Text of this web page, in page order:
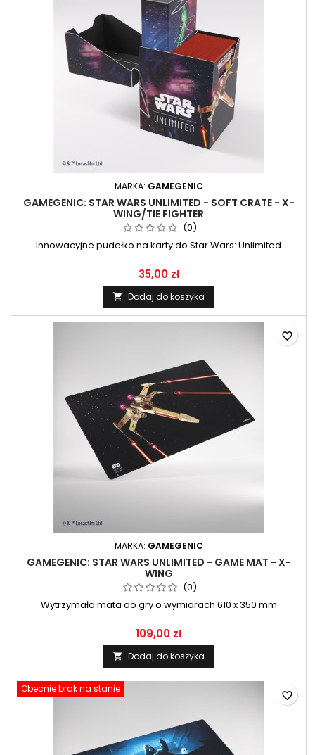
MARKA: GAMEGENIC
GAMEGENIC: STAR WARS UNLIMITED - SOFT CRATE - X-
WING/TIE FIGHTER
(0)
Innowacyjne pudełko na karty do Star Wars: Unlimited
35,00 zł
 Dodaj do koszyka
MARKA: GAMEGENIC
GAMEGENIC: STAR WARS UNLIMITED - GAME MAT - X-
WING
(0)
Wytrzymała mata do gry o wymiarach 610 x 350 mm
109,00 zł
 Dodaj do koszyka
favorite_border
Obecnie brak na stanie
favorite_border